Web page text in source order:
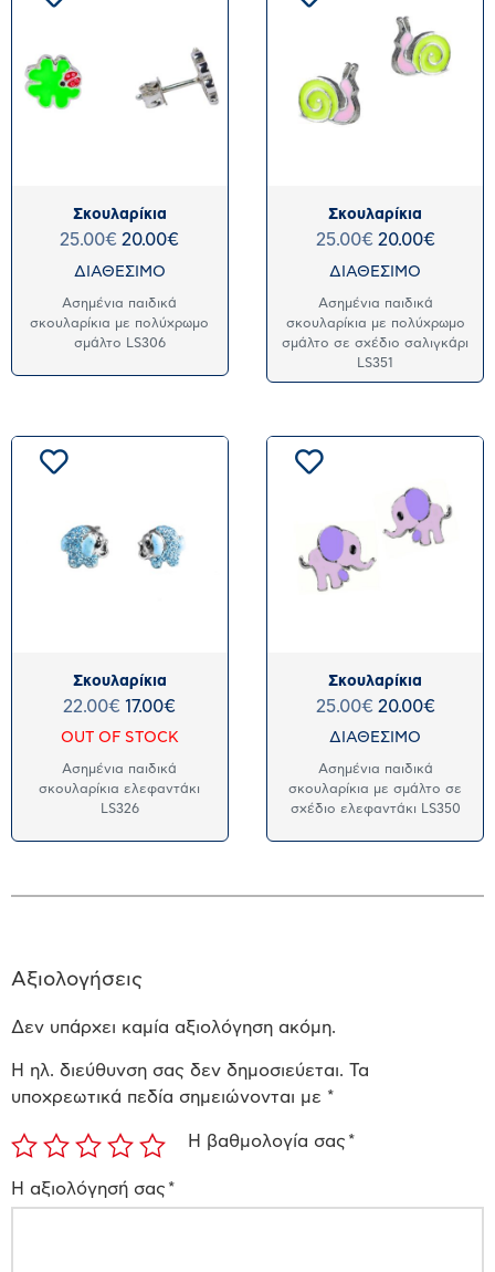
Σκουλαρίκια
25.00€ 20.00€
ΔΙΑΘΕΣΙΜΟ
Ασημένια παιδικά
σκουλαρίκια με πολύχρωμο
σμάλτο LS306
Σκουλαρίκια
25.00€ 20.00€
ΔΙΑΘΕΣΙΜΟ
Ασημένια παιδικά
σκουλαρίκια με πολύχρωμο
σμάλτο σε σχέδιο σαλιγκάρι
LS351
Σκουλαρίκια
22.00€ 17.00€
OUT OF STOCK
Ασημένια παιδικά
σκουλαρίκια ελεφαντάκι
LS326
Σκουλαρίκια
25.00€ 20.00€
ΔΙΑΘΕΣΙΜΟ
Ασημένια παιδικά
σκουλαρίκια με σμάλτο σε
σχέδιο ελεφαντάκι LS350
Αξιολογήσεις
Δεν υπάρχει καμία αξιολόγηση ακόμη.
Η ηλ. διεύθυνση σας δεν δημοσιεύεται. Τα
υποχρεωτικά πεδία σημειώνονται με *
Η βαθμολογία σας *
Η αξιολόγησή σας *